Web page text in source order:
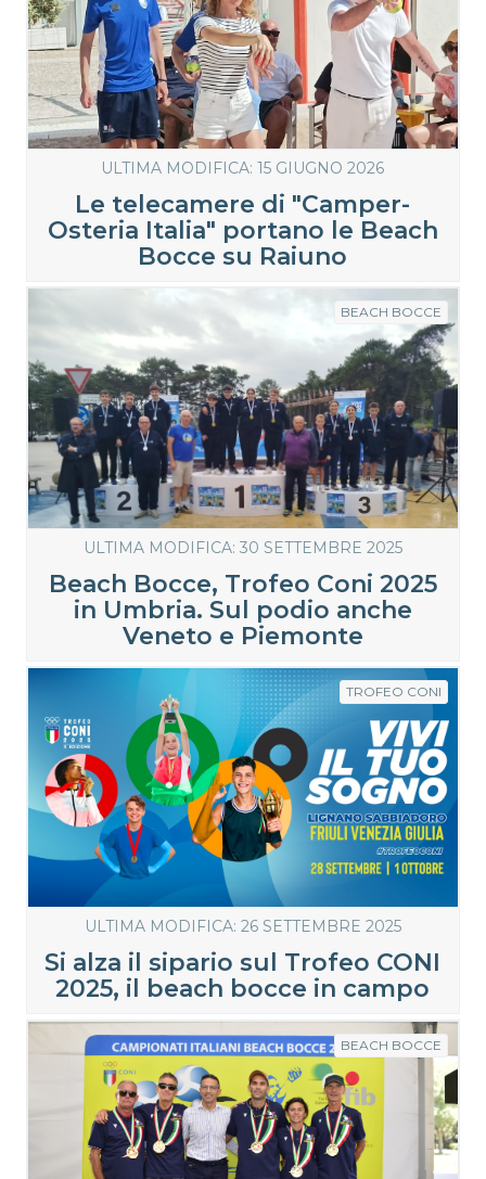
ULTIMA MODIFICA: 15 GIUGNO 2026
Le telecamere di "Camper-
Osteria Italia" portano le Beach
Bocce su Raiuno
ULTIMA MODIFICA: 30 SETTEMBRE 2025
Beach Bocce, Trofeo Coni 2025
in Umbria. Sul podio anche
Veneto e Piemonte
BEACH BOCCE
ULTIMA MODIFICA: 26 SETTEMBRE 2025
Si alza il sipario sul Trofeo CONI
2025, il beach bocce in campo
TROFEO CONI
BEACH BOCCE